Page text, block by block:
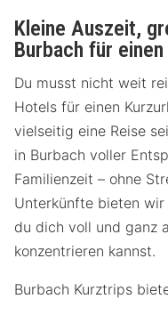
Kleine Auszeit,
Burbach für
Du musst nicht weit
Hotels für einen
vielseitig eine Reise
in Burbach voller
Familienzeit – ohne
Unterkünfte bieten
du dich voll und ganz
konzentrieren kannst.
Burbach Kurztrips